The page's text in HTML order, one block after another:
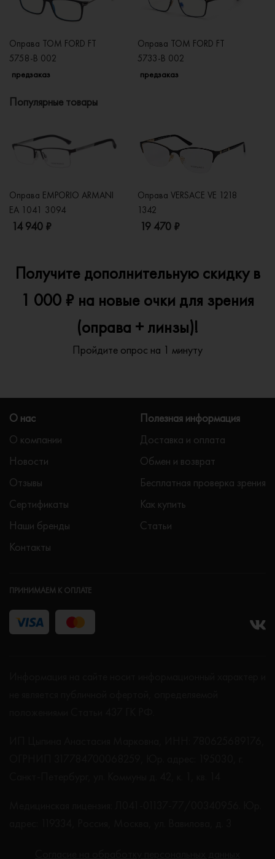
Оправа TOM FORD FT
5758-B 002
предзаказ
Оправа TOM FORD FT
5733-B 002
предзаказ
Популярные товары
Оправа EMPORIO ARMANI
EA 1041 3094
14 940 ₽
Оправа VERSACE VE 1218
1342
19 470 ₽
Получите дополнительную скидку в
1 000 ₽ на новые очки для зрения
(оправа + линзы)!
Пройдите опрос на 1 минуту
О нас
О компании
Новости
Отзывы
Сертификаты
Наши бренды
Контакты
Полезная информация
Доставка и оплата
Обмен и возврат
Бесплатная проверка зрения
Как купить
Статьи
ПРИНИМАЕМ К ОПЛАТЕ